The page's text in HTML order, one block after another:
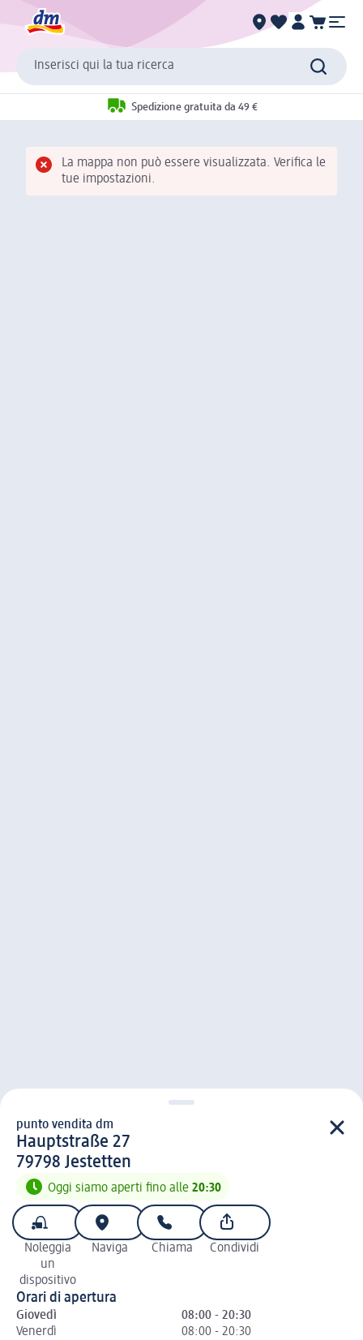
Inserisci qui la tua ricerca
Spedizione gratuita da 49 €
La mappa non può essere visualizzata. Verifica le
tue impostazioni.
punto vendita d m
punto vendita dm
Hauptstraße 27
7 9 7 9 8
79798 Jestetten
Oggi siamo aperti fino alle 20:30
Noleggia
un
dispositivo
Naviga Chiama Condividi
Orari di apertura
Giovedì
08:00 - 20:30
Venerdì
08:00 - 20:30